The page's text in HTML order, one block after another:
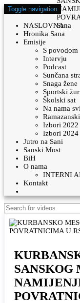
Toggle navigation
NASLOVNA
Hronika Sana
Emisije
S povodom
Intervju
Podcast
Sunčana
Snaga žene
Sportski
Školski sat
Na nama
Izbori 2022
Izbori 2024
Jutro na Sani
Sanski Most
BiH
O nama
INTERNI
Kontakt
SANSKOG